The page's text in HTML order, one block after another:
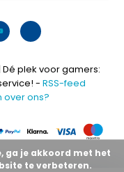
plek voor gamers:
- RSS-feed
over ons?
ga je akkoord met het
te verbeteren.